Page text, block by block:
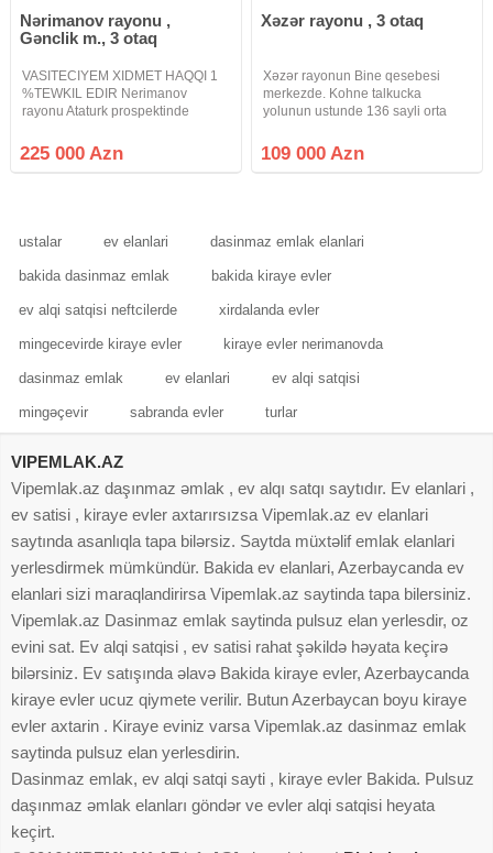
Nərimanov rayonu ,
Gənclik m., 3 otaq
VASITECIYEM XIDMET HAQQI 1
%TEWKIL EDIR Nerimanov
rayonu Ataturk prospektinde
menzil satilir.2nin 3 e deyisdirilib,
temirlidi, su, qaz, iwiq, lift
225 000 Azn
Xəzər rayonu , 3 otaq
Xəzər rayonun Bine qesebesi
merkezde. Kohne talkucka
yolunun ustunde 136 sayli orta
kohne tikili 5 mertebeli binanin 5ci
mertebesinde 67kvadrat olan
109 000 Azn
ustalar ev elanlari dasinmaz emlak elanlari
bakida dasinmaz emlak bakida kiraye evler
ev alqi satqisi neftcilerde xirdalanda evler
mingecevirde kiraye evler kiraye evler nerimanovda
dasinmaz emlak ev elanlari ev alqi satqisi
mingəçevir sabranda evler turlar
VIPEMLAK.AZ
Vipemlak.az daşınmaz əmlak , ev alqı satqı saytıdır. Ev elanlari ,
ev satisi , kiraye evler axtarırsızsa Vipemlak.az ev elanlari
saytında asanlıqla tapa bilərsiz. Saytda müxtəlif emlak elanlari
yerlesdirmek mümkündür. Bakida ev elanlari, Azerbaycanda ev
elanlari sizi maraqlandirirsa Vipemlak.az saytinda tapa bilersiniz.
Vipemlak.az Dasinmaz emlak saytinda pulsuz elan yerlesdir, oz
evini sat. Ev alqi satqisi , ev satisi rahat şəkildə həyata keçirə
bilərsiniz. Ev satışında əlavə Bakida kiraye evler, Azerbaycanda
kiraye evler ucuz qiymete verilir. Butun Azerbaycan boyu kiraye
evler axtarin . Kiraye eviniz varsa Vipemlak.az dasinmaz emlak
saytinda pulsuz elan yerlesdirin.
Dasinmaz emlak, ev alqi satqi sayti , kiraye evler Bakida. Pulsuz
daşınmaz əmlak elanları göndər ve evler alqi satqisi heyata
keçirt.